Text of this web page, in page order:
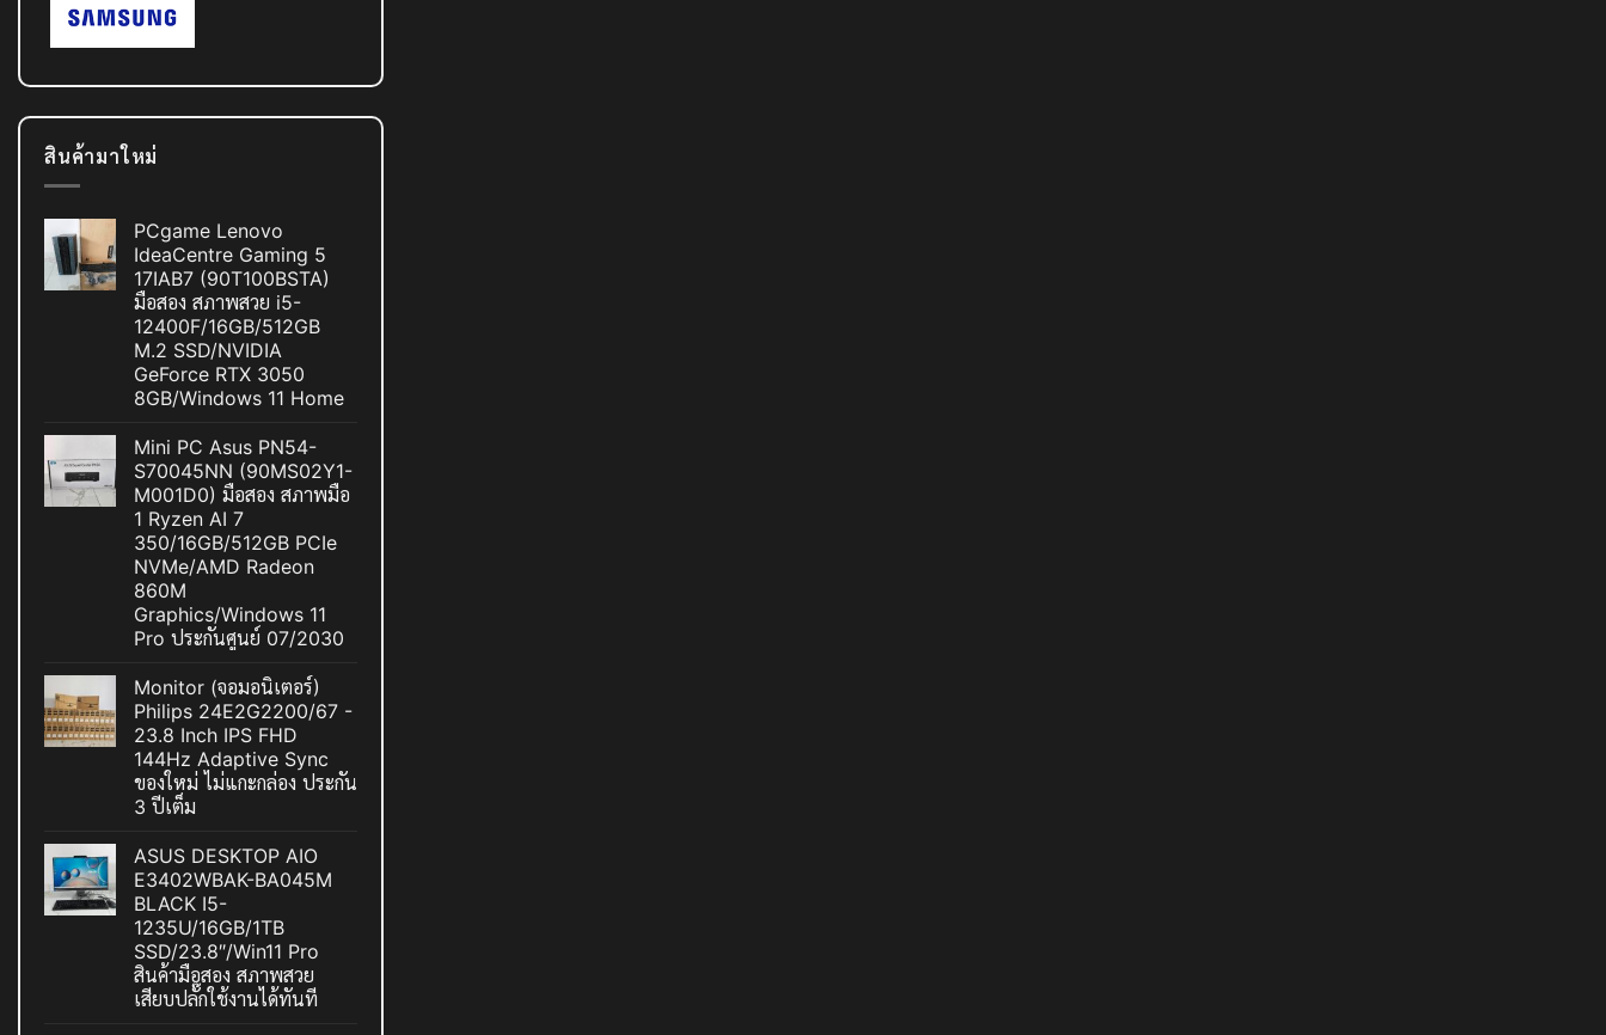
สินค้ามาใหม่
PCgame Lenovo
IdeaCentre Gaming 5
17IAB7 (90T100BSTA)
มือสอง สภาพสวย i5-
12400F/16GB/512GB
M.2 SSD/NVIDIA
GeForce RTX 3050
8GB/Windows 11 Home
Mini PC Asus PN54-
S70045NN (90MS02Y1-
M001D0) มือสอง สภาพมือ
1 Ryzen AI 7
350/16GB/512GB PCIe
NVMe/AMD Radeon
860M
Graphics/Windows 11
Pro ประกันศูนย์ 07/2030
Monitor (จอมอนิเตอร์)
Philips 24E2G2200/67 -
23.8 Inch IPS FHD
144Hz Adaptive Sync
ของใหม่ ไม่แกะกล่อง ประกัน
3 ปีเต็ม
ASUS DESKTOP AIO
E3402WBAK-BA045M
BLACK I5-
1235U/16GB/1TB
SSD/23.8″/Win11 Pro
สินค้ามือสอง สภาพสวย
เสียบปลั๊กใช้งานได้ทันที